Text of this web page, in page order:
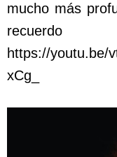
mucho más
recuerdo
https://youtu.be/
xCg_